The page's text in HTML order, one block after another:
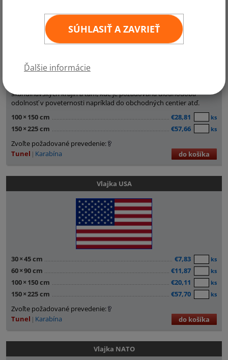
SÚHLASIŤ A ZAVRIEŤ
Ďalšie informácie
Slovenská vlajka je vyrobená z materiálu - tkanina
škandinávskych krajín a tam, kde je požadovaná dlouhodobá
odolnosť v poveternosti napríklad do obchodných centier atď.
100× 150 cm €28,81 ks
150×225 cm €57,66 ks
Zvoľte požadované prevedenie:
Tunel
Karabína do košíka
Vlajka USA
30×45 cm €7,83 ks
60×90 cm €11,87 ks
100× 150 cm €20,11 ks
150×225 cm €57,70 ks
Zvoľte požadované prevedenie:
Tunel
Karabína do košíka
Vlajka NATO